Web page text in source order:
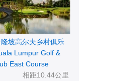
坡高尔夫乡村俱乐
Lumpur Golf &
East Course
相距10.44公里